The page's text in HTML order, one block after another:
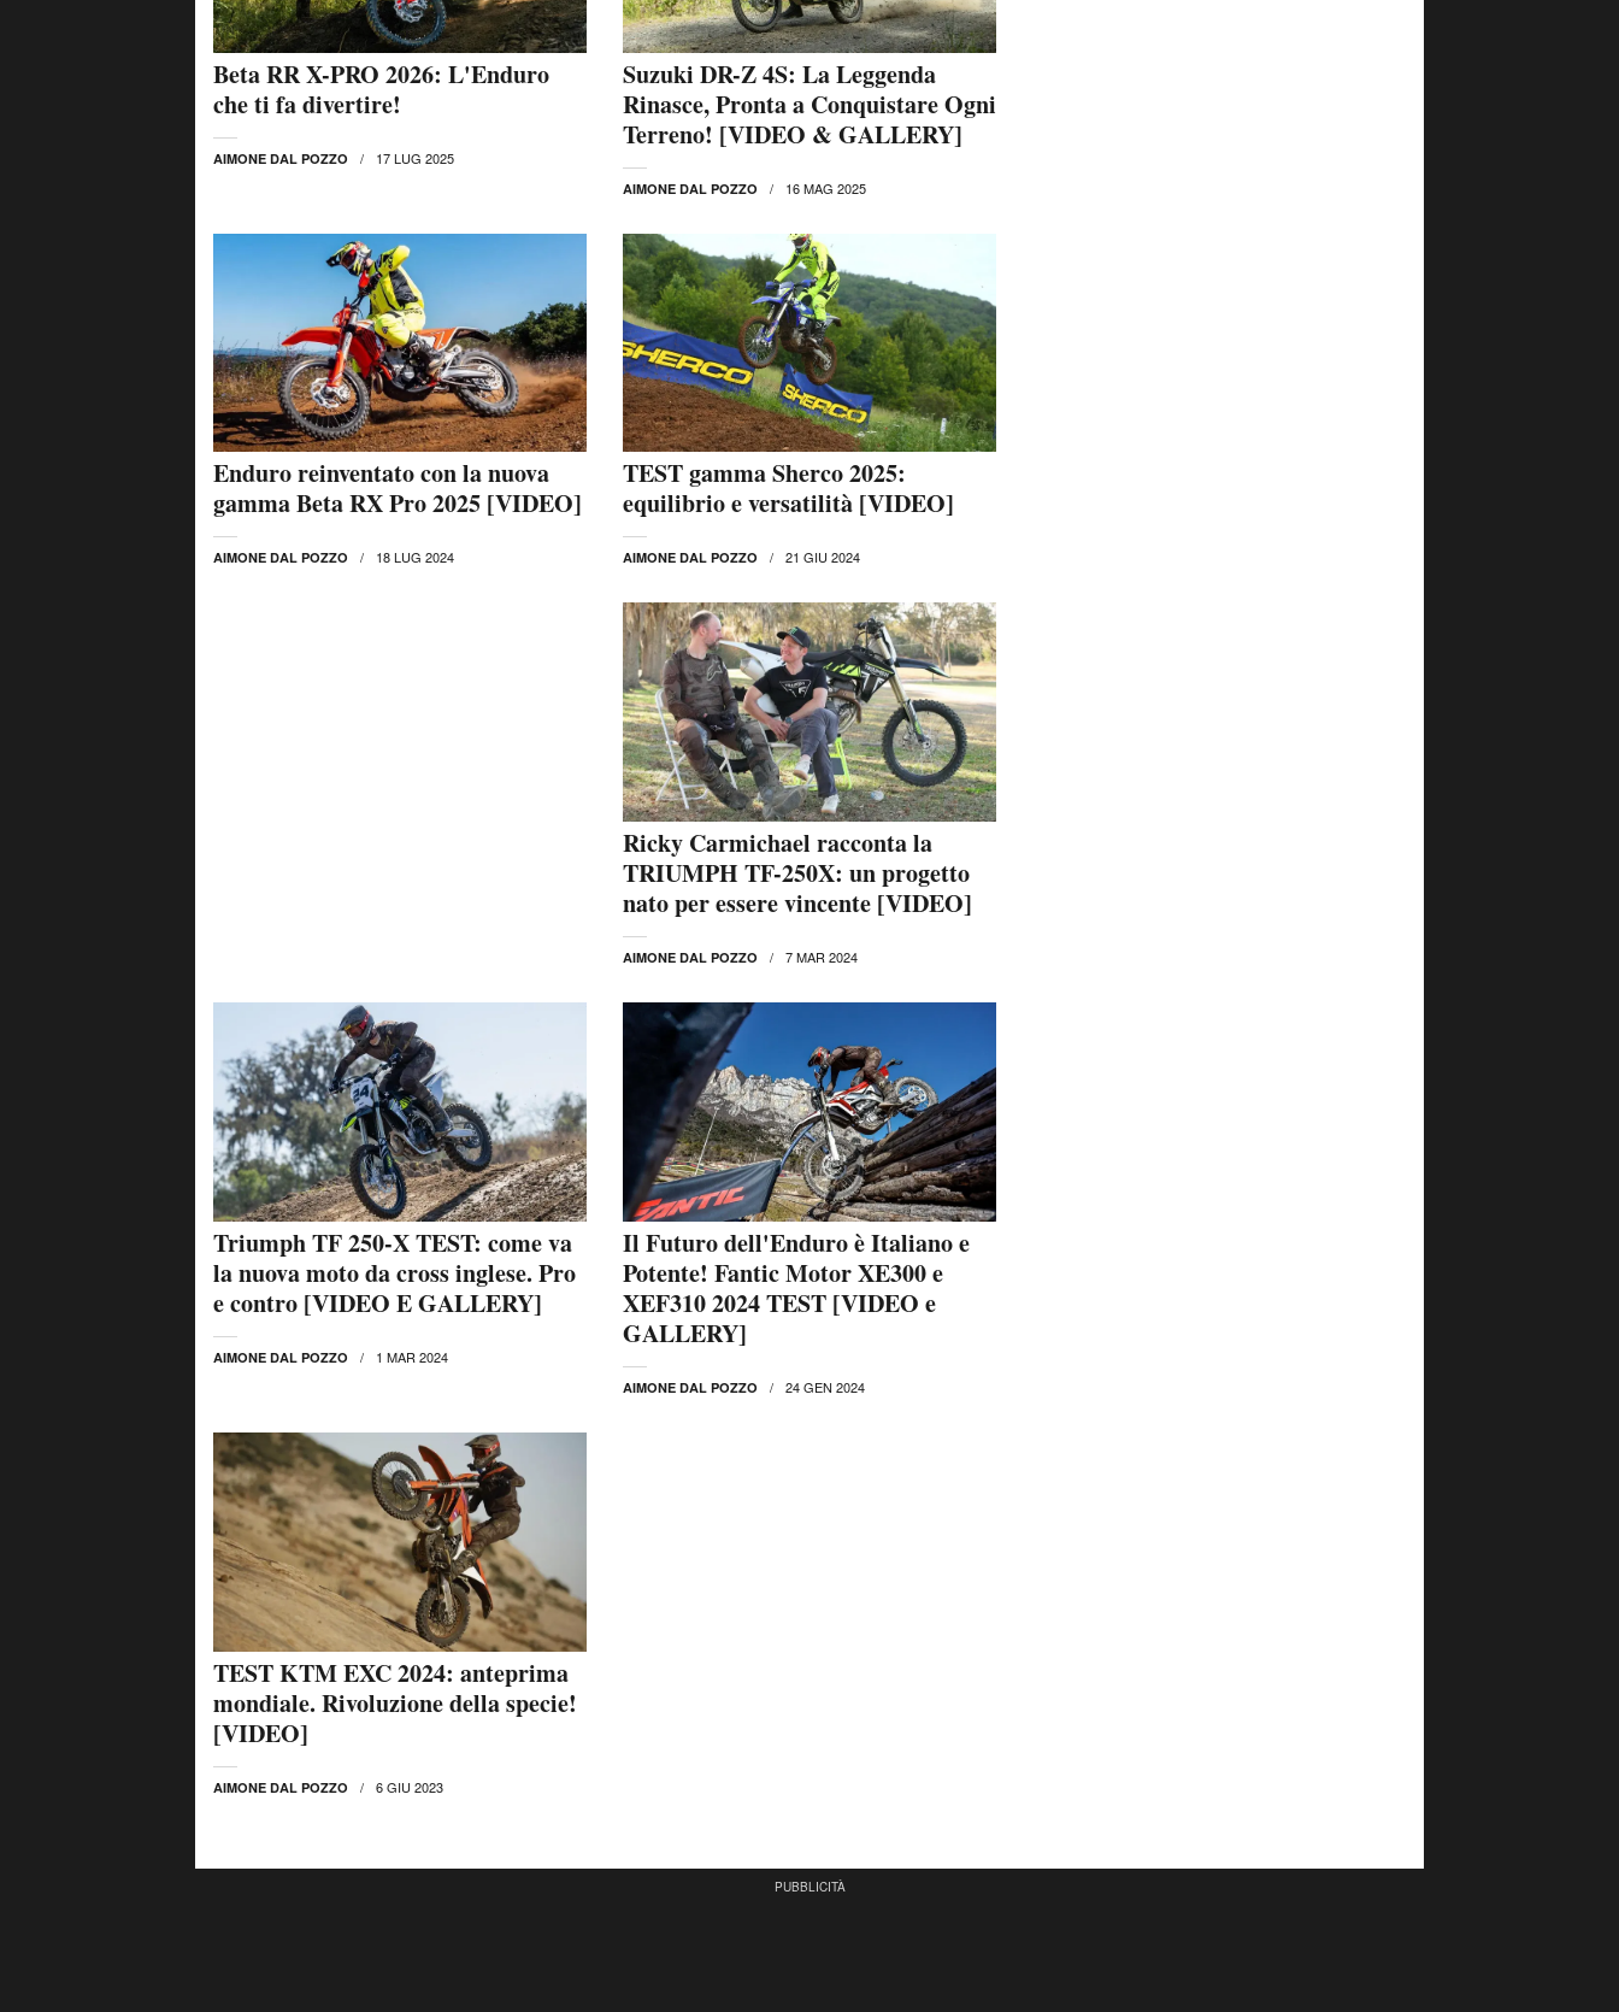
Beta RR X-PRO 2026: L'Enduro
che ti fa divertire!
AIMONE DAL POZZO 17 LUG 2025
Suzuki DR-Z 4S: La Leggenda
Rinasce, Pronta a Conquistare Ogni
Terreno! [VIDEO & GALLERY]
AIMONE DAL POZZO 16 MAG 2025
Enduro reinventato con la nuova
gamma Beta RX Pro 2025 [VIDEO]
AIMONE DAL POZZO 18 LUG 2024
TEST gamma Sherco 2025:
equilibrio e versatilità [VIDEO]
AIMONE DAL POZZO 21 GIU 2024
Ricky Carmichael racconta la
TRIUMPH TF-250X: un progetto
nato per essere vincente [VIDEO]
AIMONE DAL POZZO 7 MAR 2024
Triumph TF 250-X TEST: come va
la nuova moto da cross inglese. Pro
e contro [VIDEO E GALLERY]
AIMONE DAL POZZO 1 MAR 2024
Il Futuro dell'Enduro è Italiano e
Potente! Fantic Motor XE300 e
XEF310 2024 TEST [VIDEO e
GALLERY]
AIMONE DAL POZZO 24 GEN 2024
TEST KTM EXC 2024: anteprima
mondiale. Rivoluzione della specie!
[VIDEO]
AIMONE DAL POZZO 6 GIU 2023
PUBBLICITÀ